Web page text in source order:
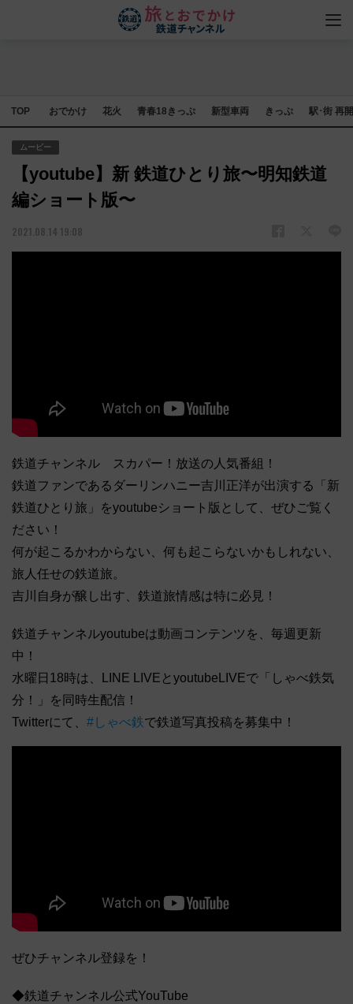
TOP おでかけ 花火 青春18きっぷ 新型車両 きっぷ 駅･街 再
ムービー
【youtube】新 鉄道ひとり旅〜明知鉄道
編ショート版〜
2021.08.14 19:08
鉄道チャンネル スカパー！放送の人気番組！
鉄道ファンであるダーリンハニー吉川正洋が出演する「新
鉄道ひとり旅」をyoutubeショート版として、ぜひご覧く
ださい！
何が起こるかわからない、何も起こらないかもしれない、
旅人任せの鉄道旅。
吉川自身が醸し出す、鉄道旅情感は特に必見！
鉄道チャンネルyoutubeは動画コンテンツを、毎週更新
中！
水曜日18時は、LINE LIVEとyoutubeLIVEで「しゃべ鉄気
分！」を同時生配信！
Twitterにて、 #しゃべ鉄で鉄道写真投稿を募集中！
ぜひチャンネル登録を！
◆鉄道チャンネル公式YouTube